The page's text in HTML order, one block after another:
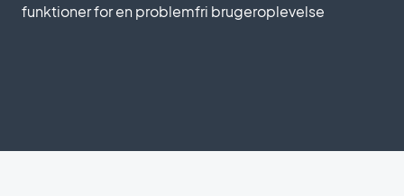
funktioner for en problemfri brugeroplevelse